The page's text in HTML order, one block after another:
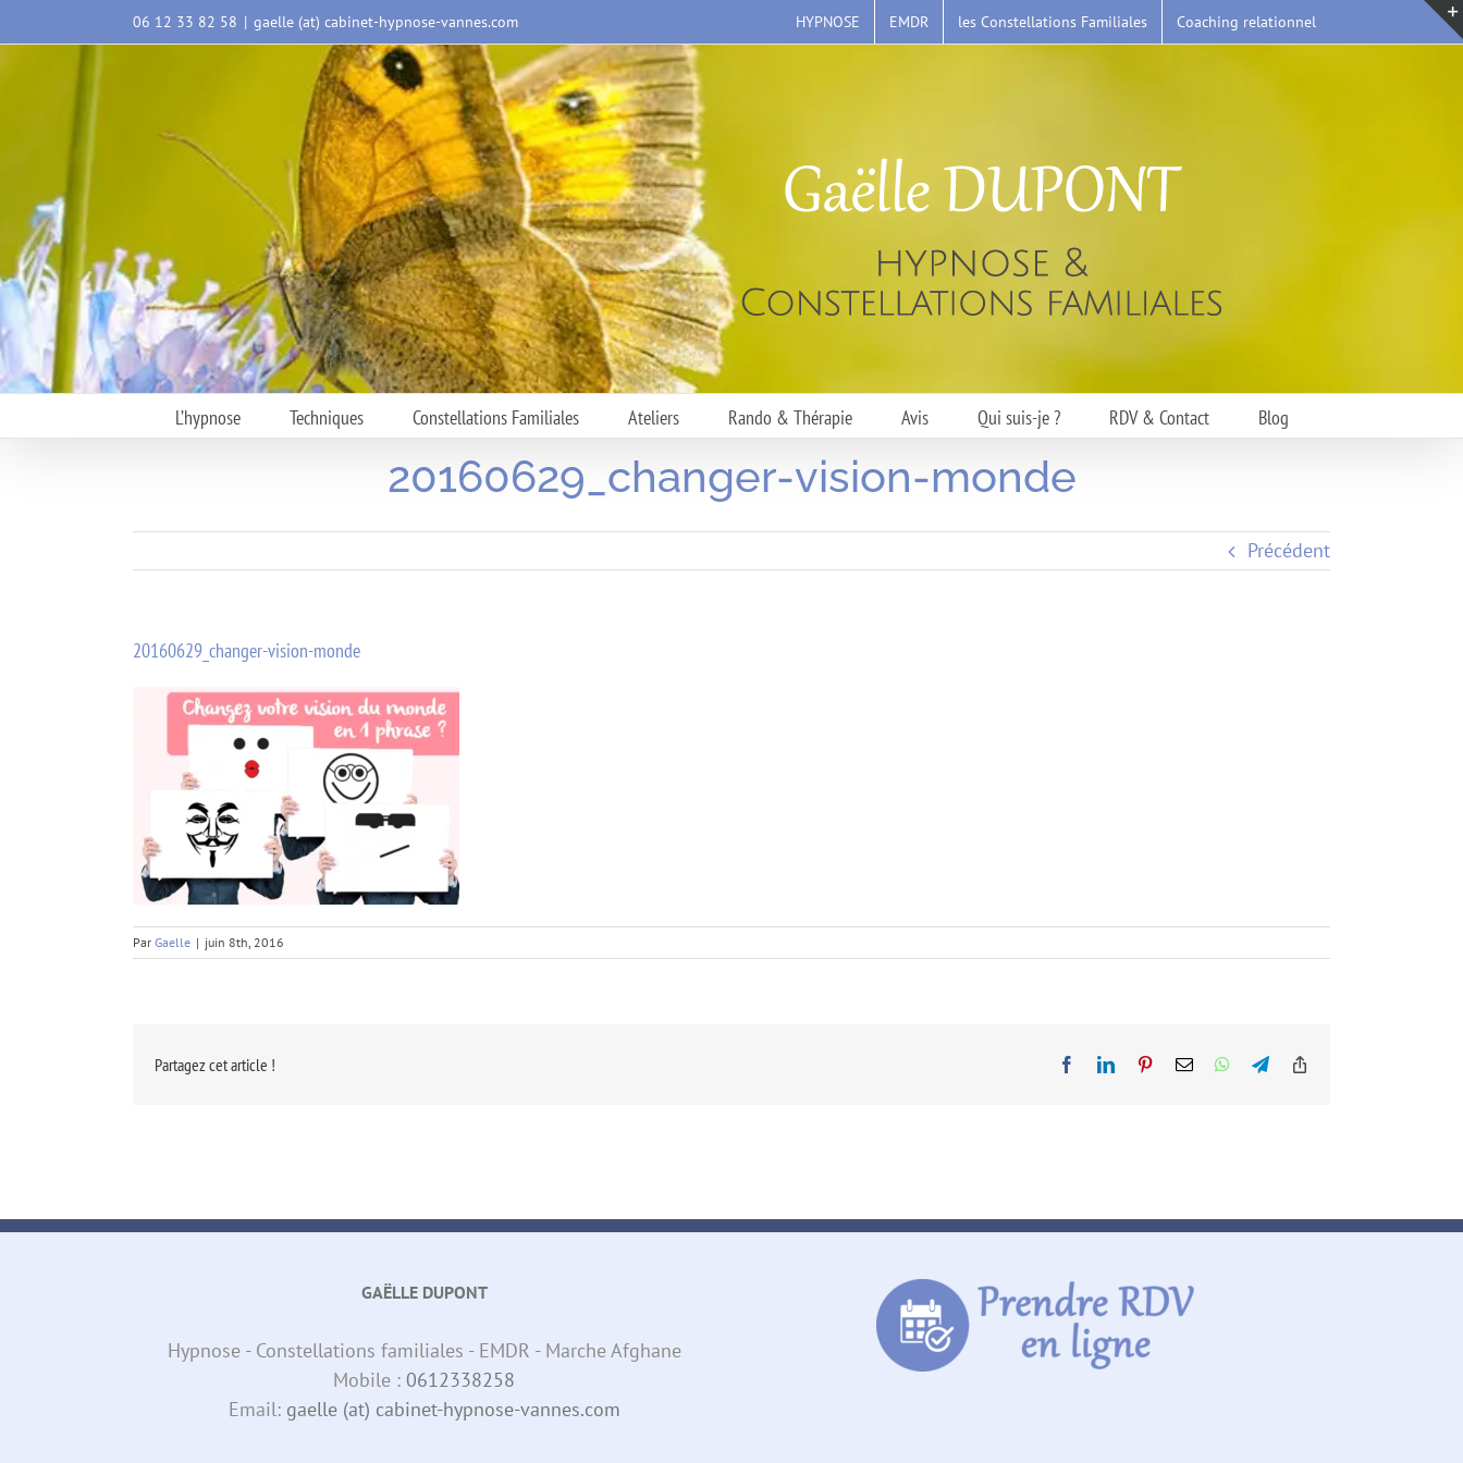
au
06 12 33 82 58 | gaelle (at) cabinet-hypnose-vannes.com HYPNOSE EMDR les Constellations Familiales Coaching relationnel
L’hypnose Techniques Constellations Familiales Ateliers Rando & Thérapie Avis Qui suis-je ? RDV & Contact Blog
20160629_changer-vision-monde
Précédent
20160629_changer-vision-monde
Par Gaelle | juin 8th, 2016
Partagez cet article ! FacebookLinkedInPinterestEmail WhatsApp
Telegram
GAËLLE DUPONT
Hypnose - Constellations familiales - EMDR - Marche Afghane
Mobile : 0612338258
Email: gaelle (at) cabinet-hypnose-vannes.com